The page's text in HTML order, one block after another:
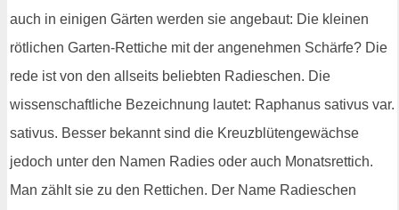
auch in einigen Gärten werden sie angebaut: Die kleinen
rötlichen Garten-Rettiche mit der angenehmen Schärfe? Die
rede ist von den allseits beliebten Radieschen. Die
wissenschaftliche Bezeichnung lautet: Raphanus sativus var.
sativus. Besser bekannt sind die Kreuzblütengewächse
jedoch unter den Namen Radies oder auch Monatsrettich.
Man zählt sie zu den Rettichen. Der Name Radieschen